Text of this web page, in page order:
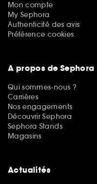
Mon compte
My Sephora
Authenticité des avis
Préférence cookies
A propos de Sephora
Qui sommes-nous ?
Carrières
Nos engagements
Découvrir Sephora
Sephora Stands
Magasins
Actualités